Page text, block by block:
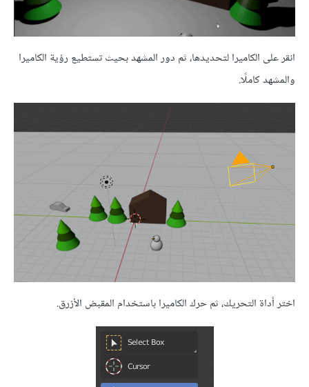
انقر على الكاميرا لتحديدها، ثم دور المشهد بحيث تستطيع رؤية الكاميرا
والمشهد كاملًا.
اختر أداة التحريك، ثم حرك الكاميرا باستخدام المقبض الأزرق.